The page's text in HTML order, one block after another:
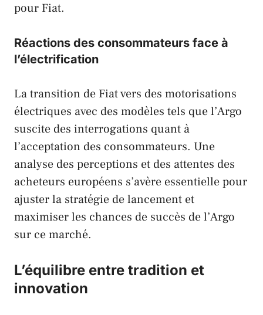
pour Fiat.
Réactions des consommateurs face à
l’électrification
La transition de Fiatvers des motorisations
électriques avec des modèles tels que l’Argo
suscite des interrogations quant à
l’acceptation des consommateurs. Une
analyse des perceptions et des attentes des
acheteurs européens s’avère essentielle pour
ajuster la stratégie de lancement et
maximiser les chances de succès de l’Argo
sur ce marché.
L’équilibre entre tradition et
innovation